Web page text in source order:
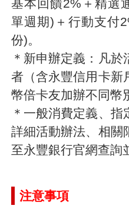
基本回饋2%＋精選
單週期)＋行動支付
份)。
＊新申辦定義：凡
者（含永豐信用卡新
幣倍卡友加辦不同幣
＊一般消費定義、指
詳細活動辦法、相關
至永豐銀行官網查詢
注意事項